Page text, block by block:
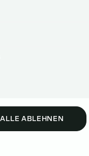
ALLE ABLEHNEN